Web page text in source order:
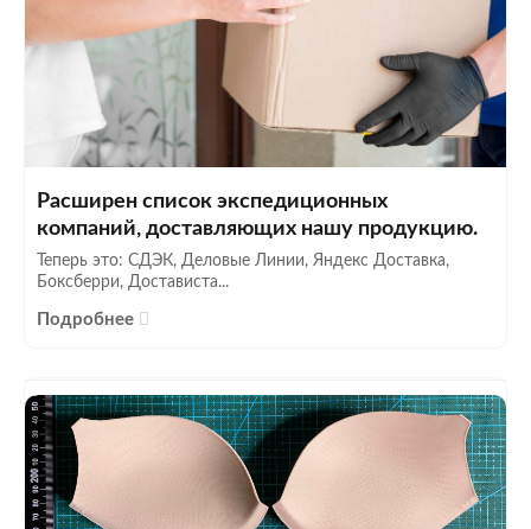
Расширен список экспедиционных
компаний, доставляющих нашу продукцию.
Теперь это: СДЭК, Деловые Линии, Яндекс Доставка,
Боксберри, Достависта...
Подробнее